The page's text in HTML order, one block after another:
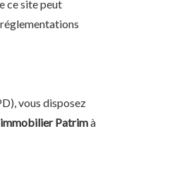
ce site peut
vous disposez
Patrimà